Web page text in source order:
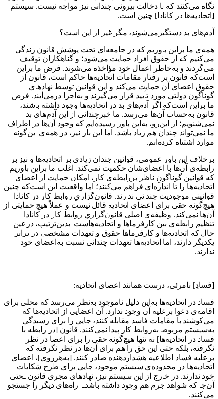
نگاه می‌کنند که با دخالت بیرونی چندانی نیز مواجه نیست. سیستم
[اتحادیه‌ها در کانادا] چنین است.
آدم‌های بد دستگیرمی‌شوند، مگر غیر از این است؟
همه‌ی ما براین باوریم که در جامعه‌‌ای تحت پوشش قانون زندگی
می‌کنیم که از حقوق افراد حمایت می‌شود؛ و گناهکاران توقیف
می‌گردند و به‌خاطر اعمال خود مؤاخذه می‌شوند. فرض ما براین
است‌که قانون بر رفتار مقامات اتحادیه‌ها حاکم است، قانون از
حقوق اعضای آن حمایت می‌کند و این قوانین توسط نهادهای
گوناگون دولتی مورد تأیید قرار می‌گیرند و به‌اجرا درمی‌آیند. فرض
ما براین است‌که اگر آدم‌های بد در اتحادیه‌ها وجود داشته باشند،
قانون به‌حساب آن‌ها می‌رسد. ما خبرچندانی از این آدم‌های بد
نمی‌شنویم؛ از این‌رو، به‌این باور رسیده‌ایم که وجود آن‌ها در اطراف
ما نمی‌تواند چندان هم زیاد باشد. اما این بار نیز، در همه‌ی این‌گونه
موارد اشتباه کرده‌ایم.
برخلاف این باور عمومی، قوانین چندان زیادی بر اتحادیه‌ها و نیز بر
رابطه‌ی آن‌ها با اعضای‌شان حکمیت نمی‌کند. اغلب ما براین باوریم
که قوانین گوناگونِ ناظر بررابطه‌ی کار، امکان حمایت از اعضای
اتحادیه‌ها را تا اندازه‌ای فراهم می‌کنند؛ اما واقعیت این است‌که چنین
قوانینی موجودیت چندانی ندارند. قانون‌گزاریِ روابط کار در کانادا
هیچ‌گونه حقی برای اعضای اتحادیه قائل نیست و عملاً هیچ حمایتی از
آن‌ها نمی‌کند. وظیفه‌ی اصلی قانون‌گزاریِ روابط کار در کانادا
تنظیم رابطه‌ی بین کارفرماها و اتحادیه‌هاست. بدین‌ترتیب، درعین
حال که اتحادیه‌ها و کارفرماها حقوق و تعهدات مشخصی در برابر
یکدیگر دارند، اما اتحادیه‌ها تعهدات چندانی نسبت به‌اعضای خود
ندارند.
[فسادِ] نامرئی، درست همانند اعضای اتحادیه:
فساد در اتحادیه‌ها به‌این دلیل ناموجود به‌نظر می‌رسد که محلی برای
اقامه‌ی دعوا برعلیه آن وجود ندارد. آن اعضایی از اتحادیه‌ها که
می‌‌کوشند با مقامات فاسد مقابله کنند، جایی را برای رسیدگی
به‌سیستم مربوط به‌روابط کار پیدا نمی‌کنند. قانون [در رابطه با
فساد در اتحادیه‌ها] نه تنها هیچ‌گونه حقی را برای اعضا در نظر
نگرفته، بلکه حتی این حق را هم برای ‌آن‌ها در نظر نگرفته که
برعلیه فساد اطلاعیه هشداردهنده صادر کنند. [به‌هرروی]، اعضای
اتحادیه‌ها در محدوده‌ی سیستم موجود، جایی برای طرح شکایات
خود ندارند. در خارج از این سیستم نیز، نهادهای مجری قانون ـحتی
آن‌جا که شواهد جرم هم وجود داشته باشد‌ـ ‌راه‌های دیگر را جستجو
می‌کنند.